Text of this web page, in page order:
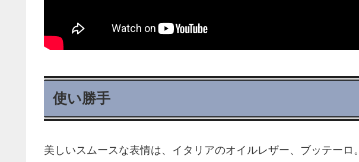
使い勝手
美しいスムースな表情は、イタリアのオイルレザー、ブッテーロ。